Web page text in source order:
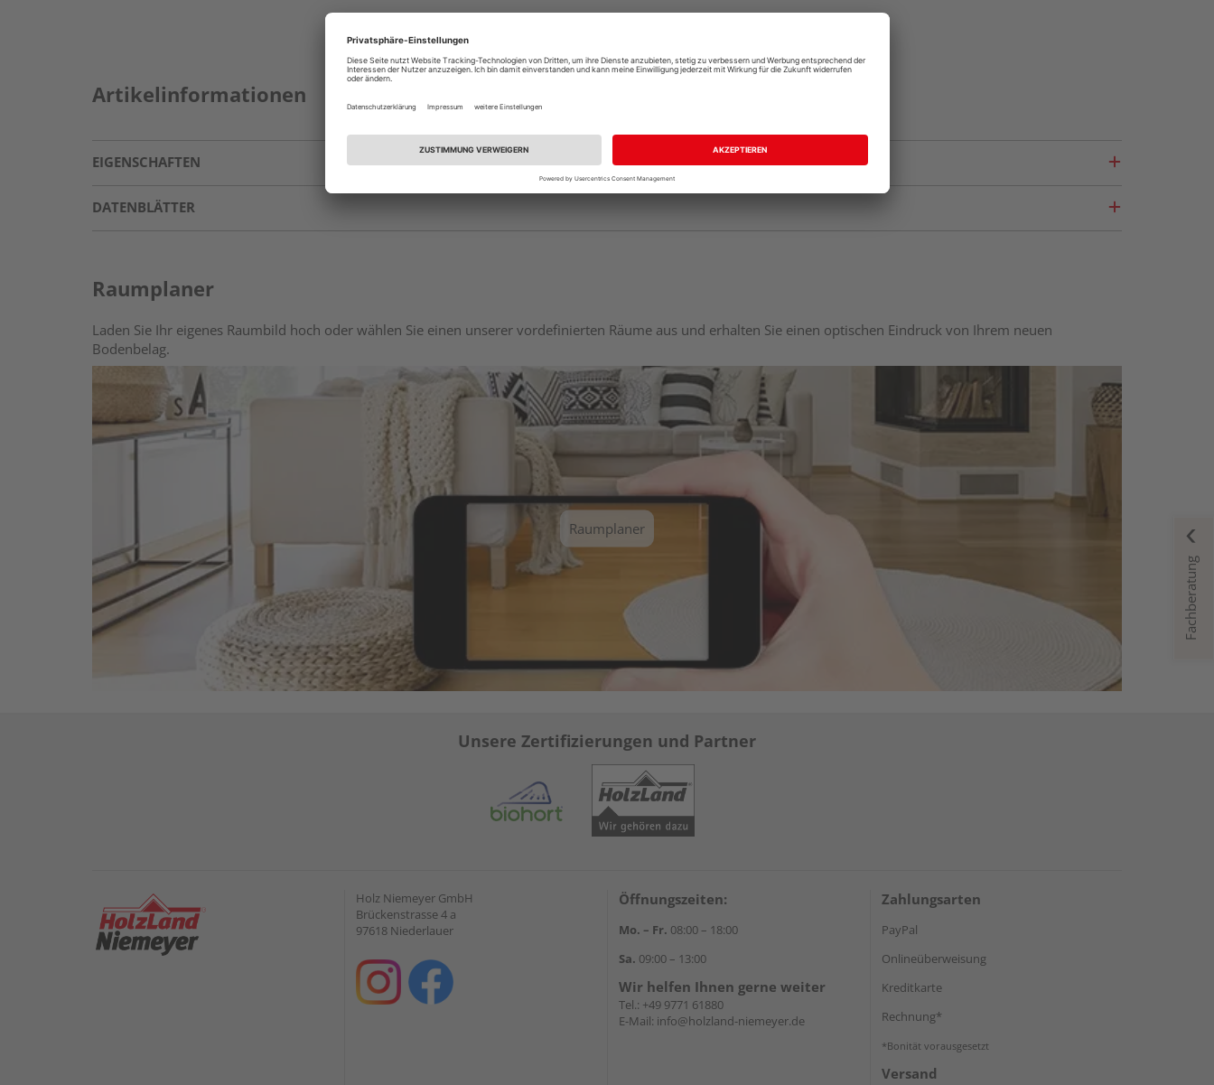
Artikelinformationen
EIGENSCHAFTEN
DATENBLÄTTER
Raumplaner
Laden Sie Ihr eigenes Raumbild hoch oder wählen Sie einen unserer vordefinierten Räume aus und erhalten Sie einen optischen Eindruck von Ihrem neuen
Bodenbelag.
Raumplaner
Fachberatung
Unsere Zertifizierungen und Partner
Holz Niemeyer GmbH
Brückenstrasse 4 a
97618 Niederlauer
Öffnungszeiten:
Mo. – Fr. 08:00 – 18:00
Sa. 09:00 – 13:00
Wir helfen Ihnen gerne weiter
Tel.: +49 9771 61880
E-Mail: info@holzland-niemeyer.de
Zahlungsarten
PayPal
Onlineüberweisung
Kreditkarte
Rechnung*
*Bonität vorausgesetzt
Versand